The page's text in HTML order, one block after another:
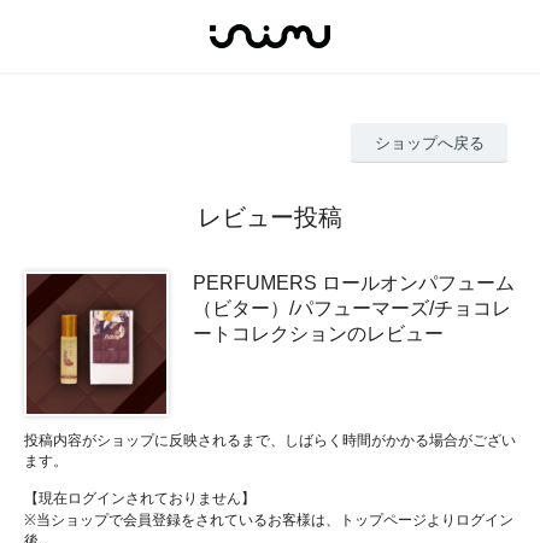
ショップへ戻る
レビュー投稿
PERFUMERS ロールオンパフューム
（ビター）/パフューマーズ/チョコレ
ートコレクションのレビュー
投稿内容がショップに反映されるまで、しばらく時間がかかる場合がござい
ます。
【現在ログインされておりません】
※当ショップで会員登録をされているお客様は、トップページよりログイン